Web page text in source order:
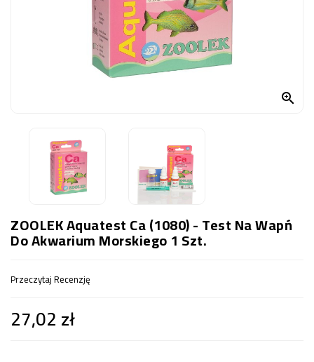

ZOOLEK Aquatest Ca (1080) - Test Na Wapń
Do Akwarium Morskiego 1 Szt.
Przeczytaj Recenzję
27,02 zł